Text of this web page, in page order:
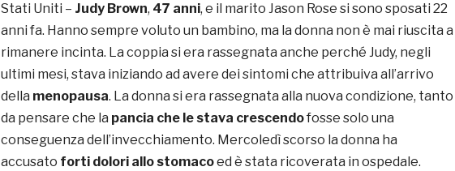
Stati Uniti – Judy Brown, 47 anni, e il marito Jason Rose si sono sposati 22
anni fa. Hanno sempre voluto un bambino, ma la donna non è mai riuscita a
rimanere incinta. La coppia si era rassegnata anche perché Judy, negli
ultimi mesi, stava iniziando ad avere dei sintomi che attribuiva all’arrivo
della menopausa. La donna si era rassegnata alla nuova condizione, tanto
da pensare che la pancia che le stava crescendofosse solo una
conseguenza dell’invecchiamento. Mercoledì scorso la donna ha
accusato forti dolori allo stomacoed è stata ricoverata in ospedale.